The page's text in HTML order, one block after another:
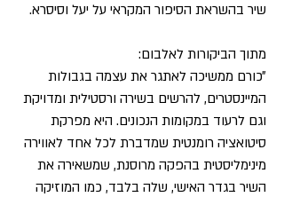
שיר בהשראת הסיפור המקראי על יעל וסיסרא.
מתוך הביקורות לאלבום:
״כורם ממשיכה לאתגר את עצמה בגבולות
המיינסטרים, להרשים בשירה ורסטילית ומדויקת
וגם לרעוד במקומות הנכונים. היא מפרקת
סיטואציה רומנטית שמדברת לכל אחד לאווירה
מינימליסטית בהפקה מרוסנת, שמשאירה את
השיר בגדר האישי, שלה בלבד, כמו המוזיקה